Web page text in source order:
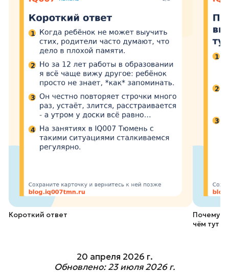
Короткий ответ
Почему
чём тут
20 апреля 2026 г.
Обновлено:23 июля 2026 г.